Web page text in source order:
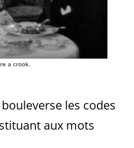
a crook.
les codes
aux mots